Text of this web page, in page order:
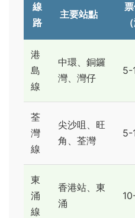
線
路
主要站點
港
島
線
中環、銅鑼
灣、灣仔
5-
荃
灣
線
尖沙咀、旺
角、荃灣
5-
東
涌
線
香港站、東
涌